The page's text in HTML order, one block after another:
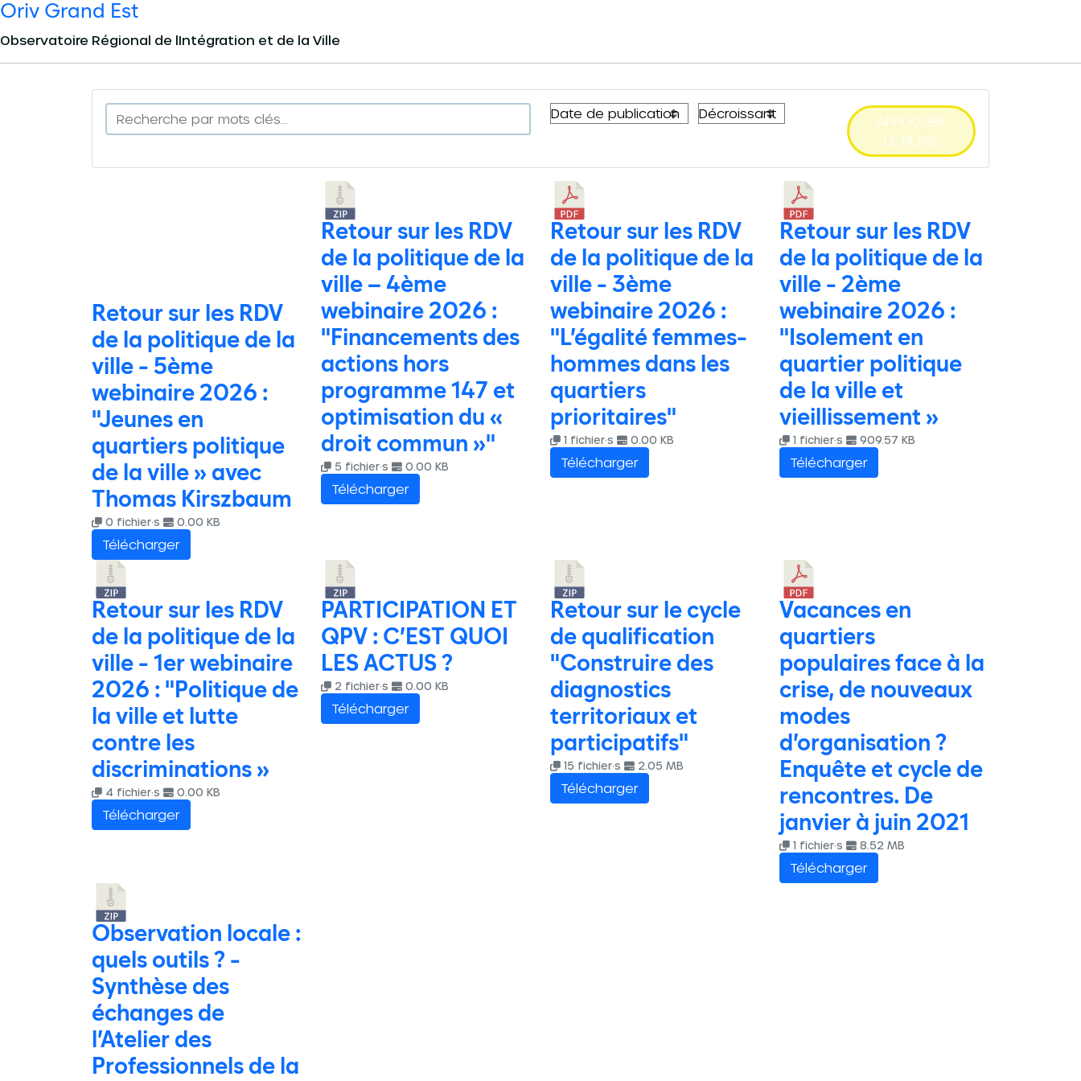
Oriv Grand Est
Observatoire Régional de lIntégration et de la Ville
APPLIQUER
LE FILTRE
Retour sur les RDV
de la politique de la
ville - 5ème
webinaire 2026 :
"Jeunes en
quartiers politique
de la ville » avec
Thomas Kirszbaum
0 fichier·s 0.00 KB
Télécharger
Retour sur les RDV
de la politique de la
ville – 4ème
webinaire 2026 :
"Financements des
actions hors
programme 147 et
optimisation du «
droit commun »"
5 fichier·s 0.00 KB
Télécharger
Retour sur les RDV
de la politique de la
ville - 3ème
webinaire 2026 :
"L’égalité femmes-
hommes dans les
quartiers
prioritaires"
1 fichier·s 0.00 KB
Télécharger
Retour sur les RDV
de la politique de la
ville - 2ème
webinaire 2026 :
"Isolement en
quartier politique
de la ville et
vieillissement »
1 fichier·s 909.57 KB
Télécharger
Retour sur les RDV
de la politique de la
ville - 1er webinaire
2026 : "Politique de
la ville et lutte
contre les
discriminations »
4 fichier·s 0.00 KB
Télécharger
PARTICIPATION ET
QPV : C’EST QUOI
LES ACTUS ?
2 fichier·s 0.00 KB
Télécharger
Retour sur le cycle
de qualification
"Construire des
diagnostics
territoriaux et
participatifs"
15 fichier·s 2.05 MB
Télécharger
Vacances en
quartiers
populaires face à la
crise, de nouveaux
modes
d’organisation ?
Enquête et cycle de
rencontres. De
janvier à juin 2021
1 fichier·s 8.52 MB
Télécharger
Observation locale :
quels outils ? -
Synthèse des
échanges de
l’Atelier des
Professionnels de la
Panneau de gestion des cookies